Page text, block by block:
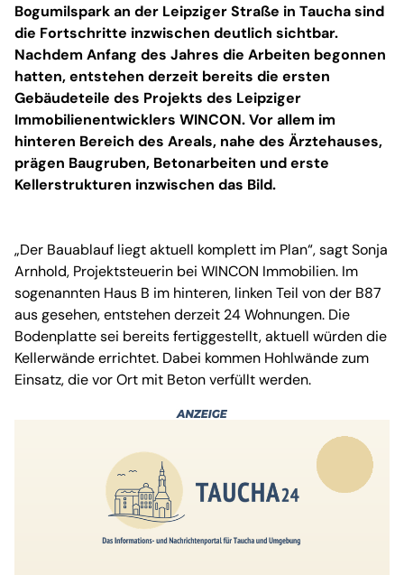
Bogumilspark an der Leipziger Straße in Taucha sind
die Fortschritte inzwischen deutlich sichtbar.
Nachdem Anfang des Jahres die Arbeiten begonnen
hatten, entstehen derzeit bereits die ersten
Gebäudeteile des Projekts des Leipziger
Immobilienentwicklers WINCON. Vor allem im
hinteren Bereich des Areals, nahe des Ärztehauses,
prägen Baugruben, Betonarbeiten und erste
Kellerstrukturen inzwischen das Bild.
„Der Bauablauf liegt aktuell komplett im Plan“, sagt Sonja
Arnhold, Projektsteuerin bei WINCON Immobilien. Im
sogenannten Haus B im hinteren, linken Teil von der B87
aus gesehen, entstehen derzeit 24 Wohnungen. Die
Bodenplatte sei bereits fertiggestellt, aktuell würden die
Kellerwände errichtet. Dabei kommen Hohlwände zum
Einsatz, die vor Ort mit Beton verfüllt werden.